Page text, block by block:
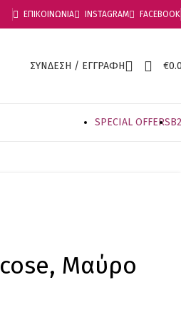
ΕΠΙΚΟΙΝΩΝΙΑ INSTAGRAM FACEBOOK
ΣΥΝΔΕΣΗ / ΕΓΓΡΑΦΗ €
SPECIAL OFFERS
Μαύρο